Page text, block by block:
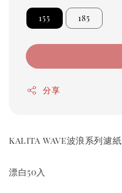
155 185
分享
kalita wave波浪系列濾紙
漂白50入